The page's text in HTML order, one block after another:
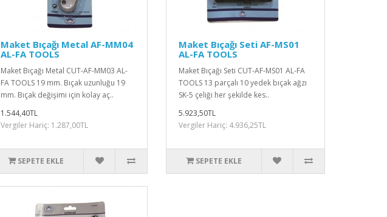
Maket Bıçağı Metal AF-MM04
AL-FA TOOLS
Maket Bıçağı Metal CUT-AF-MM03 AL-
FA TOOLS 19 mm. Bıçak uzunluğu 19
mm. Bıçak değişimi için kolay aç..
1.544,40TL
Vergiler Hariç: 1.287,00TL
SEPETE EKLE
Maket Bıçağı Seti AF-MS01
AL-FA TOOLS
Maket Bıçağı Seti CUT-AF-MS01 AL-FA
TOOLS 13 parçalı 10 yedek bıçak ağzı
SK-5 çeliği her şekilde kes..
5.923,50TL
Vergiler Hariç: 4.936,25TL
SEPETE EKLE